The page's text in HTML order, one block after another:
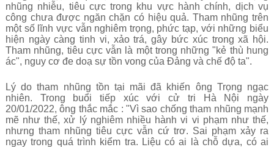
nhũng nhiễu, tiêu cực trong khu vực hành chính, dịch vụ
công chưa được ngăn chặn có hiệu quả. Tham nhũng trên
một số lĩnh vực vẫn nghiêm trọng, phức tạp, với những biểu
hiện ngày càng tinh vi, xảo trá, gây bức xúc trong xã hội.
Tham nhũng, tiêu cực vẫn là một trong những "kẻ thù hung
ác", nguy cơ đe doạ sự tồn vong của Đảng và chế độ ta".
Lý do tham nhũng tồn tại mãi đã khiến ông Trọng ngạc
nhiên. Trong buổi tiếp xúc với cử tri Hà Nội ngày
20/01/2022, ông thắc mắc : "Vì sao chống tham nhũng mạnh
mẽ như thế, xử lý nghiêm nhiều hành vi vi phạm như thế,
nhưng tham nhũng tiêu cực vẫn cứ trơ. Sai phạm xảy ra
ngay trong quá trình kiểm tra. Liệu có ai là chỗ dựa, có ai